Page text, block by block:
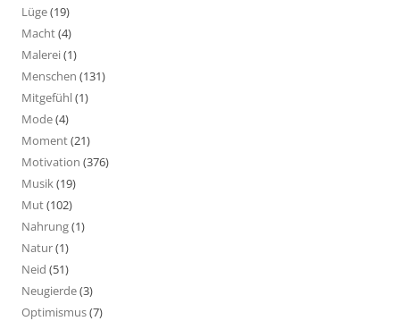
Lüge(19)
Macht(4)
Malerei(1)
Menschen (131)
Mitgefühl(1)
Mode(4)
Moment(21)
Motivation (376)
Musik(19)
Mut(102)
Nahrung(1)
Natur(1)
Neid (51)
Neugierde(3)
Optimismus(7)